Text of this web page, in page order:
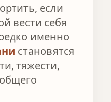
если
вести себя
именно
становятся
тяжести,